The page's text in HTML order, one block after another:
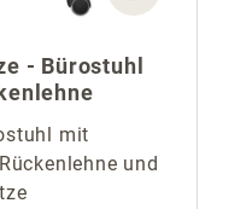
- Bürostuhl
mit
und